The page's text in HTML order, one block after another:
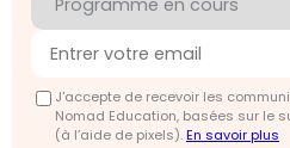
J'accepte de recevoir les
Nomad Education, basées sur le
(à l’aide de pixels).En savoir plus